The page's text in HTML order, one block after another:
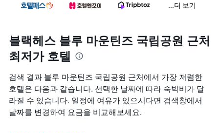
...더 보기
블랙헤스 블루 마운틴즈 국립공원 근처
최저가 호텔
검색 결과 블루 마운틴즈 국립공원 근처에서 가장 저렴한
호텔은 다음과 같습니다. 선택한 날짜에 따라 숙박비가 달
라질 수 있습니다. 일정에 여유가 있으시다면 검색창에서
날짜를 변경하여 요금을 비교해보세요.